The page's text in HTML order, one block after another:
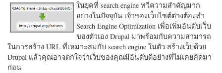
ในยุคที่ search engine ทวีความสำคัญมาก
อย่างในปัจจุบัน เจ้าของเว็บไซต์ต่างต้องทำ
Search Engine Optimization เพื่อเพิ่มอันดับเว็บ
ของตัวเอง Drupal มาพร้อมกับความสามารถ
ในการสร้าง URL ที่เหมาะสมกับ search engine ในตัว สร้างเว็บด้วย
Drupal แล้วคุณอาจตกใจว่าเว็บของคุณมีอันดับดีอย่างที่ไม่เคยคิดมา
ก่อน